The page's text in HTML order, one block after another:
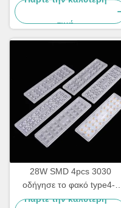
Περιοχών
τιμή
28W SMD 4pcs 3030
οδήγησε το φακό type4-s
φωτεινών σηματοδοτών για
Πάρτε την καλύτερη